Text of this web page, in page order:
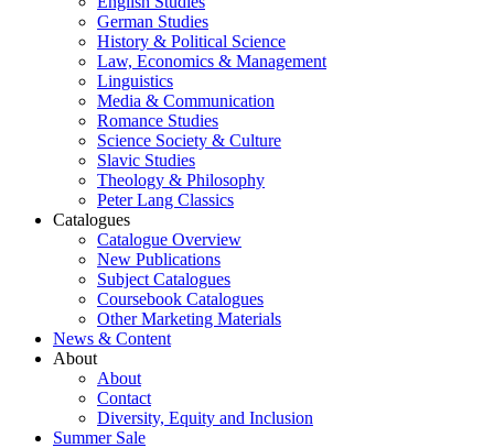
German Studies
History & Political Science
Law, Economics & Management
Linguistics
Media & Communication
Romance Studies
Science Society & Culture
Slavic Studies
Theology & Philosophy
Peter Lang Classics
Catalogues
Catalogue Overview
New Publications
Subject Catalogues
Coursebook Catalogues
Other Marketing Materials
News & Content
About
About
Contact
Diversity, Equity and Inclusion
Summer Sale